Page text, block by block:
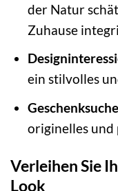
der Natur
Zuhause
ein stilvolles
originelles und
Verleihen Sie
Look